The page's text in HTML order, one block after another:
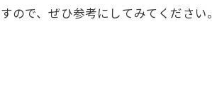
で、ぜひ参考にしてみてください。